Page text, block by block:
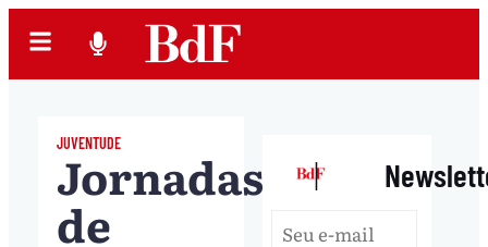
JUVENTUDE
Jornadas
de
|